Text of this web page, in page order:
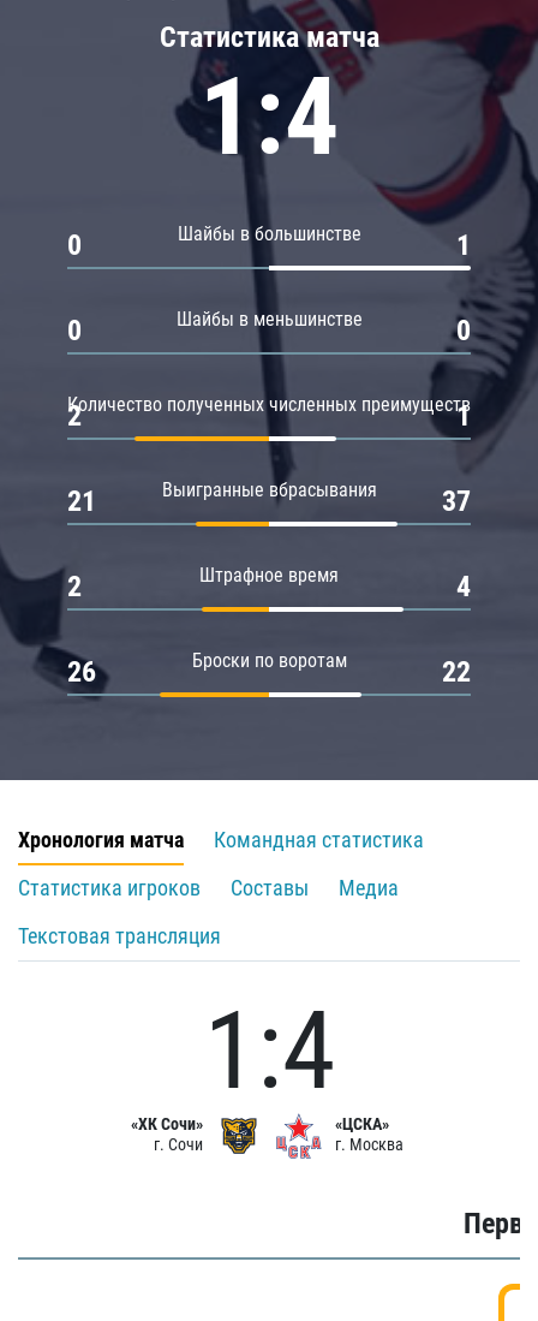
Статистика матча
1:4
Шайбы в большинстве
0 1
Шайбы в меньшинстве
0 0
Количество полученных численных преимуществ
2 1
Выигранные вбрасывания
21 37
Штрафное время
2 4
Броски по воротам
26 22
Хронология матча
Командная статистика
Статистика игроков
Составы
Медиа
Текстовая трансляция
«ХК Сочи»
г. Сочи
1:4
«ЦСКА»
г. Москва